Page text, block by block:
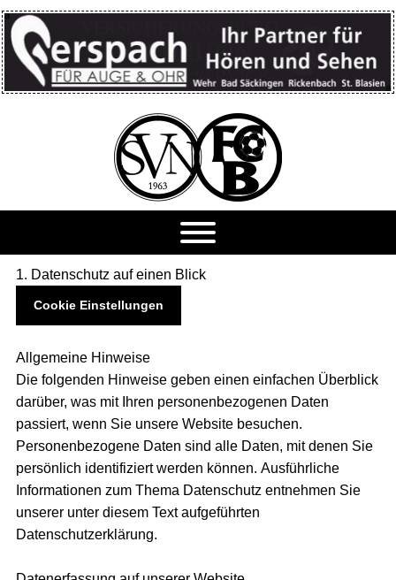
Zum
Inhalt
springen
1. Datenschutz auf einen Blick
Cookie Einstellungen
Allgemeine Hinweise
Die folgenden Hinweise geben einen einfachen Überblick
darüber, was mit Ihren personenbezogenen Daten
passiert, wenn Sie unsere Website besuchen.
Personenbezogene Daten sind alle Daten, mit denen Sie
persönlich identifiziert werden können. Ausführliche
Informationen zum Thema Datenschutz entnehmen Sie
unserer unter diesem Text aufgeführten
Datenschutzerklärung.